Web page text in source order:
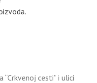
cesti” i ulici